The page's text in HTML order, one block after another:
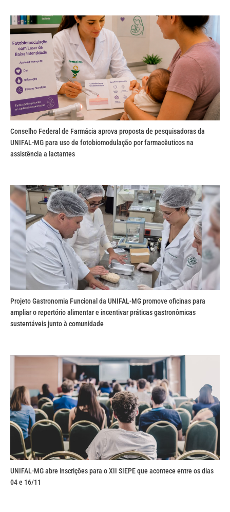
Conselho Federal de Farmácia aprova proposta de pesquisadoras da
UNIFAL-MG para uso de fotobiomodulação por farmacêuticos na
assistência a lactantes
Projeto Gastronomia Funcional da UNIFAL-MG promove oficinas para
ampliar o repertório alimentar e incentivar práticas gastronômicas
sustentáveis junto à comunidade
UNIFAL-MG abre inscrições para o XII SIEPE que acontece entre os dias
04 e 16/11